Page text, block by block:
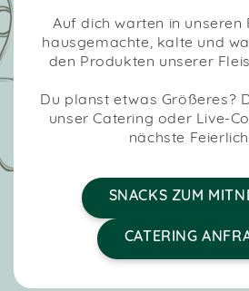
Auf dich warten in unseren
hausgemachte, kalte und
den Produkten unserer
Du planst etwas Größeres?
unser Catering oder Live-
nächste
SNACKS ZUM
CATERING